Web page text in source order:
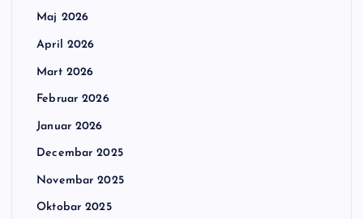
Maj 2026
April 2026
Mart 2026
Februar 2026
Januar 2026
Decembar 2025
Novembar 2025
Oktobar 2025